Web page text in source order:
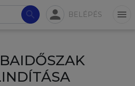
search person BELÉPÉS menu